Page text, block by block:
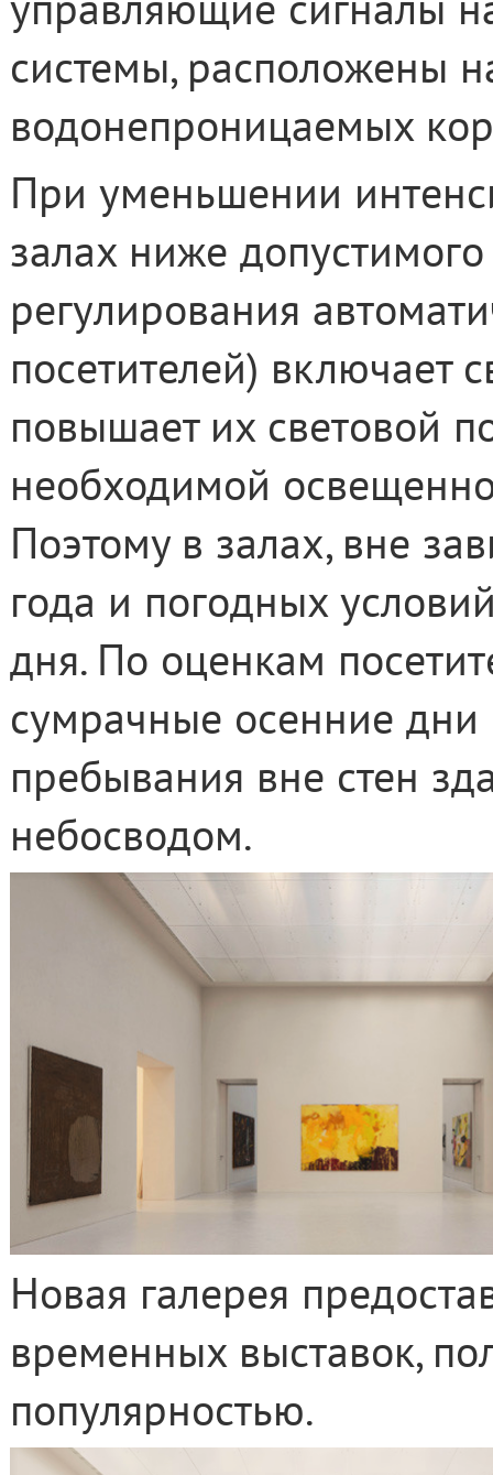
системы, расположены
водонепроницаемых
При уменьшении
залах ниже
регулирования
посетителей) включает
повышает их световой
необходимой
Поэтому в залах, вне
года и погодных
дня. По оценкам
сумрачные осенние
пребывания вне стен
небосводом.
Новая галерея
временных выставок,
популярностью.